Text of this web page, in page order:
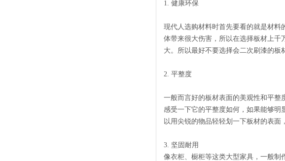
1. 健康环保
现代人选购材料时首先要看的就是材料
体带来很大伤害，所以在选择板材上千
大。所以最好不要选择会二次刷漆的板
2. 平整度
一般而言好的板材表面的美观性和平整
感受一下它的平整度如何，如果能够
以用尖锐的物品轻轻划一下板材的表面
3. 坚固耐用
像衣柜、橱柜等这类大型家具，一般制